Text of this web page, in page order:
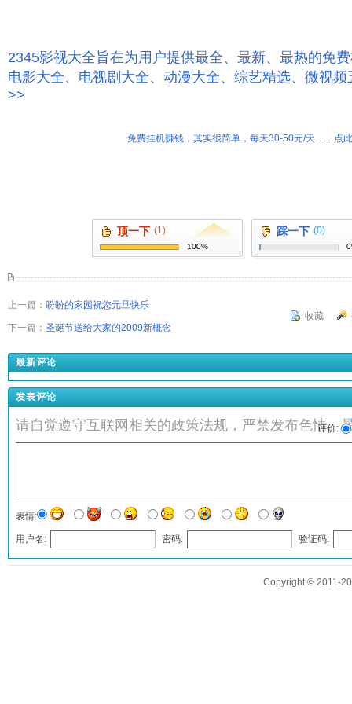
2345影视大全旨在为用户提供最全、最新、最热的免
电影大全、电视剧大全、动漫大全、综艺精选、微视
>>
免费挂机赚钱，其实很简单，每天30-50元/天……点
顶一下 (1)
100%
踩一下 (0)
上一篇： 盼盼的家园祝您元旦快乐
下一篇： 圣诞节送给大家的2009新概念
收藏
最新评论
发表评论
请自觉遵守互联网相关的政策法规，严禁发布色情、
评价:
表情:
用户名: 密码: 验证码:
发表评论
Copyright © 2011-